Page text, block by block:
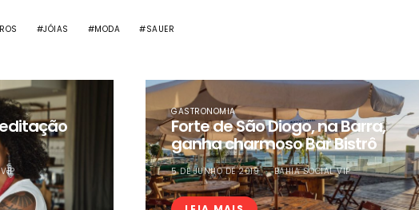
JÓIAS MODA SAUER
GASTRONOMIA
Forte de São Diogo, na Barra,
ganha charmoso Bar Bistrô
5 DE JUNHO DE 2019 BAHIA SOCIAL VIP